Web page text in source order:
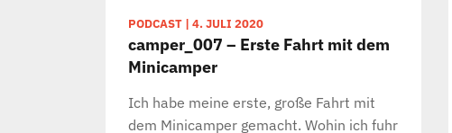
PODCAST | 4. JULI 2020
camper_007 – Erste Fahrt mit dem
Minicamper
Ich habe meine erste, große Fahrt mit
dem Minicamper gemacht. Wohin ich fuhr